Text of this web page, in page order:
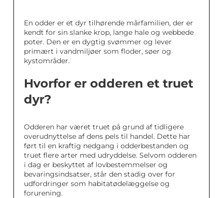
En odder er et dyr tilhørende mårfamilien, der er
kendt for sin slanke krop, lange hale og webbede
poter. Den er en dygtig svømmer og lever
primært i vandmiljøer som floder, søer og
kystområder.
Hvorfor er odderen et truet
dyr?
Odderen har været truet på grund af tidligere
overudnyttelse af dens pels til handel. Dette har
ført til en kraftig nedgang i odderbestanden og
truet flere arter med udryddelse. Selvom odderen
i dag er beskyttet af lovbestemmelser og
bevaringsindsatser, står den stadig over for
udfordringer som habitatødelæggelse og
forurening.